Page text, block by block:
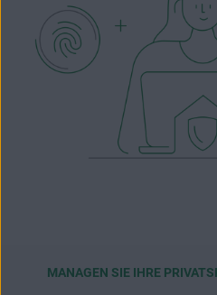
MANAGEN SIE IHRE